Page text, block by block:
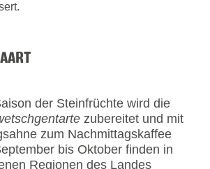
der Steinfrüchte wird die
zubereitet und mit
zum Nachmittagskaffee
bis Oktober finden in
Regionen des Landes